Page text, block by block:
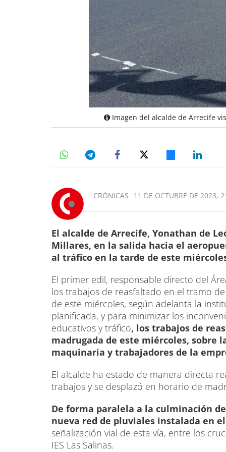
Imagen del alcalde de Arrecife
CRÓNICAS 11 DE OCTUBRE DE 2023,
El alcalde de Arrecife, Yonathan de
Millares, en la salida hacia el
al tráfico en la tarde de este
El primer edil, responsable directo del
los trabajos de reasfaltado en el tramo
de este miércoles, según adelanta la
planificada, y para minimizar los
educativos y tráfico, los trabajos de
madrugada de este miércoles, sobre
maquinaria y trabajadores de la
El alcalde ha estado de manera directa
trabajos y se desplazó en horario de
De forma paralela a la culminación
nueva red de pluviales instalada en
señalización vial de esta vía, entre los
IES Las Salinas.